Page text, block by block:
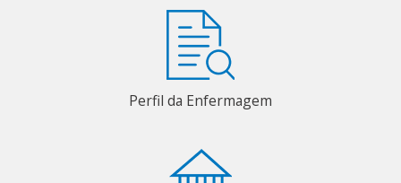
Perfil da Enfermagem